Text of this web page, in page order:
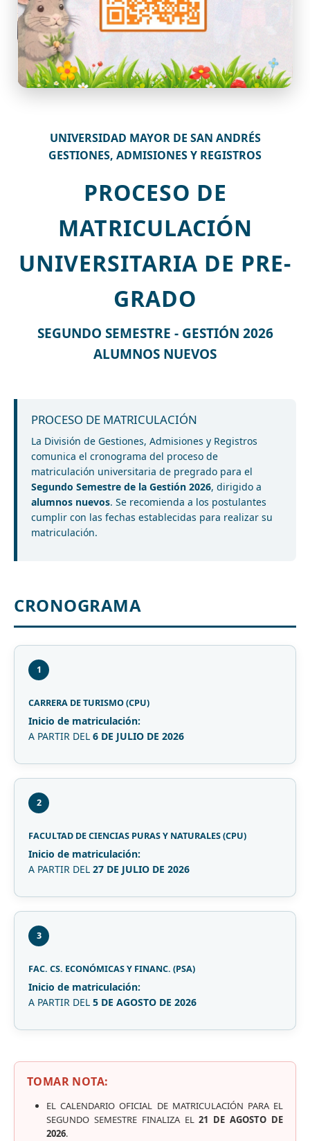
UNIVERSIDAD MAYOR DE SAN ANDRÉS
GESTIONES, ADMISIONES Y REGISTROS
PROCESO DE
MATRICULACIÓN
UNIVERSITARIA DE PRE-
GRADO
SEGUNDO SEMESTRE - GESTIÓN 2026
ALUMNOS NUEVOS
PROCESO DE MATRICULACIÓN
La División de Gestiones, Admisiones y Registros
comunica el cronograma del proceso de
matriculación universitaria de pregrado para el
Segundo Semestre de la Gestión 2026, dirigido a
alumnos nuevos. Se recomienda a los postulantes
cumplir con las fechas establecidas para realizar su
matriculación.
CRONOGRAMA
1
CARRERA DE TURISMO (CPU)
Inicio de matriculación:
A PARTIR DEL 6 DE JULIO DE 2026
2
FACULTAD DE CIENCIAS PURAS Y NATURALES (CPU)
Inicio de matriculación:
A PARTIR DEL 27 DE JULIO DE 2026
3
FAC. CS. ECONÓMICAS Y FINANC. (PSA)
Inicio de matriculación:
A PARTIR DEL 5 DE AGOSTO DE 2026
TOMAR NOTA:
EL CALENDARIO OFICIAL DE MATRICULACIÓN PARA EL
SEGUNDO SEMESTRE FINALIZA EL21 DE AGOSTO DE
2026.